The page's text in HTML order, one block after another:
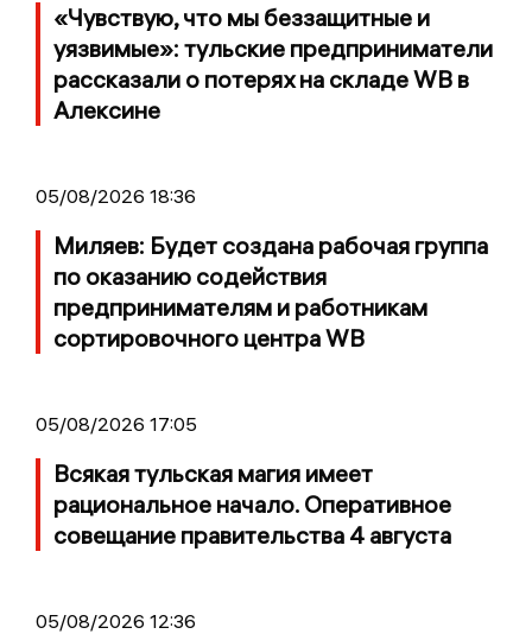
«Чувствую, что мы беззащитные и
уязвимые»: тульские предприниматели
рассказали о потерях на складе WB в
Алексине
05/08/2026 18:36
Миляев: Будет создана рабочая группа
по оказанию содействия
предпринимателям и работникам
сортировочного центра WB
05/08/2026 17:05
Всякая тульская магия имеет
рациональное начало. Оперативное
совещание правительства 4 августа
05/08/2026 12:36